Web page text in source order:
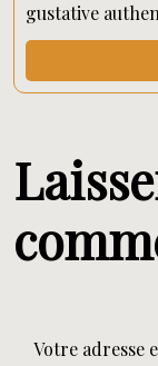
gustative
Votre adresse